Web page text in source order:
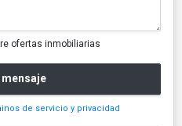
ofertas inmobiliarias
mensaje
de servicio y privacidad